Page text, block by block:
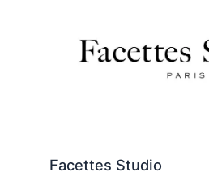
Facettes Studio